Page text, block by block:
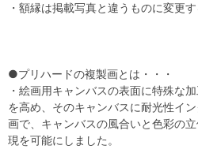
・額縁は掲載写真と違うものに変更す
●プリハードの複製画とは・・・
・絵画用キャンバスの表面に特殊な
を高め、そのキャンバスに耐光性イ
画で、キャンバスの風合いと色彩の
現を可能にしました。